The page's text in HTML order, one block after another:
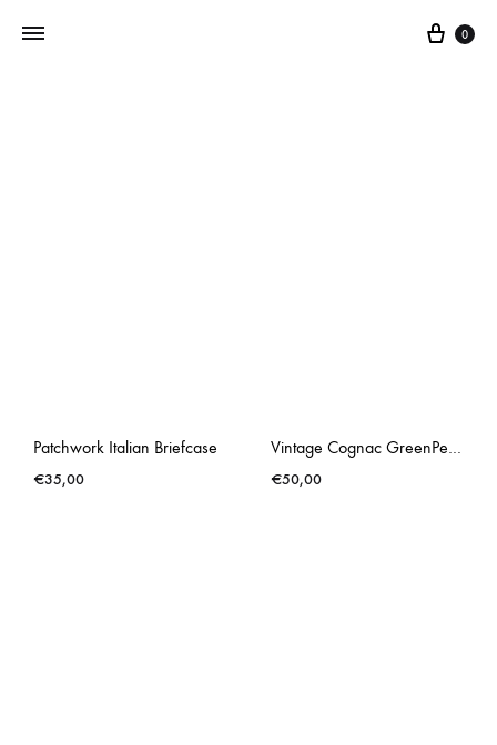
0
Patchwork Italian Briefcase
€35,00
Vintage Cognac GreenPeace Schoolbag
€50,00